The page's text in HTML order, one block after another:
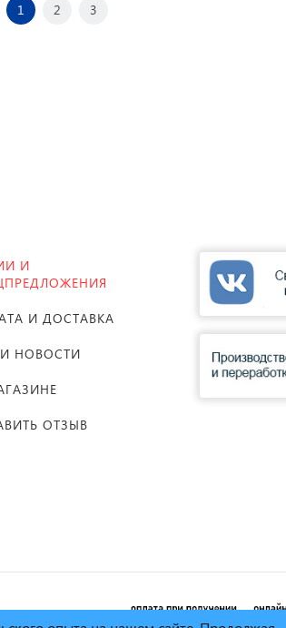
1 2 3
И
И ДОСТАВКА
НОВОСТИ
ОТЗЫВ